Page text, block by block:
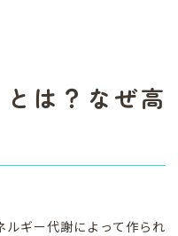
は？なぜ高
ギー代謝によって作られ